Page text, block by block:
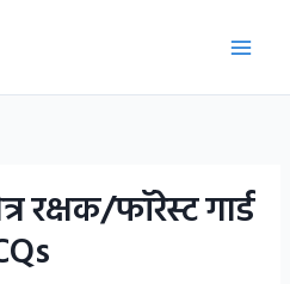
रक्षक/फॉरेस्ट गार्ड